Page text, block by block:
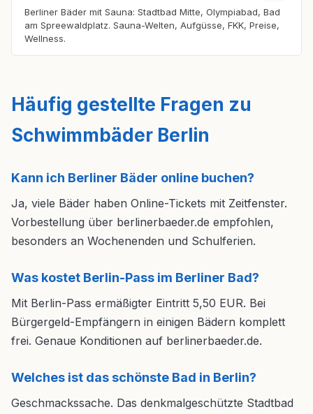
Berliner Bäder mit Sauna: Stadtbad Mitte, Olympiabad, Bad
am Spreewaldplatz. Sauna-Welten, Aufgüsse, FKK, Preise,
Wellness.
Häufig gestellte Fragen zu
Schwimmbäder Berlin
Kann ich Berliner Bäder online buchen?
Ja, viele Bäder haben Online-Tickets mit Zeitfenster.
Vorbestellung über berlinerbaeder.de empfohlen,
besonders an Wochenenden und Schulferien.
Was kostet Berlin-Pass im Berliner Bad?
Mit Berlin-Pass ermäßigter Eintritt 5,50 EUR. Bei
Bürgergeld-Empfängern in einigen Bädern komplett
frei. Genaue Konditionen auf berlinerbaeder.de.
Welches ist das schönste Bad in Berlin?
Geschmackssache. Das denkmalgeschützte Stadtbad